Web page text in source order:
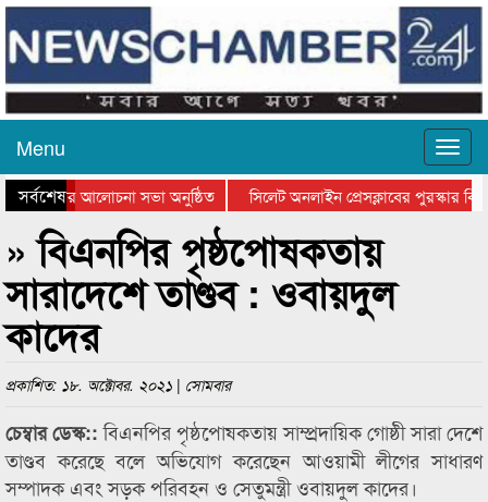
Menu
সর্বশেষ
দিবসের আলোচনা সভা অনুষ্ঠিত
সিলেট অনলাইন প্রেসক্লাবের পুরস্কার
সভা ও সম্মাননা প্রদান
» বিএনপির পৃষ্ঠপোষকতায়
সারাদেশে তাণ্ডব : ওবায়দুল
কাদের
প্রকাশিত: ১৮. অক্টোবর. ২০২১ | সোমবার
চেম্বার ডেস্ক::বিএনপির পৃষ্ঠপোষকতায় সাম্প্রদায়িক গোষ্ঠী সারা দেশে
তাণ্ডব করেছে বলে অভিযোগ করেছেন আওয়ামী লীগের সাধারণ
সম্পাদক এবং সড়ক পরিবহন ও সেতুমন্ত্রী ওবায়দুল কাদের।